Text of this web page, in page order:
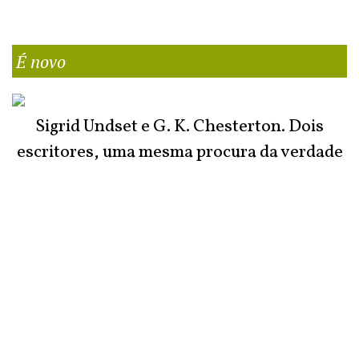
É novo
Sigrid Undset e G. K. Chesterton. Dois
escritores, uma mesma procura da verdade